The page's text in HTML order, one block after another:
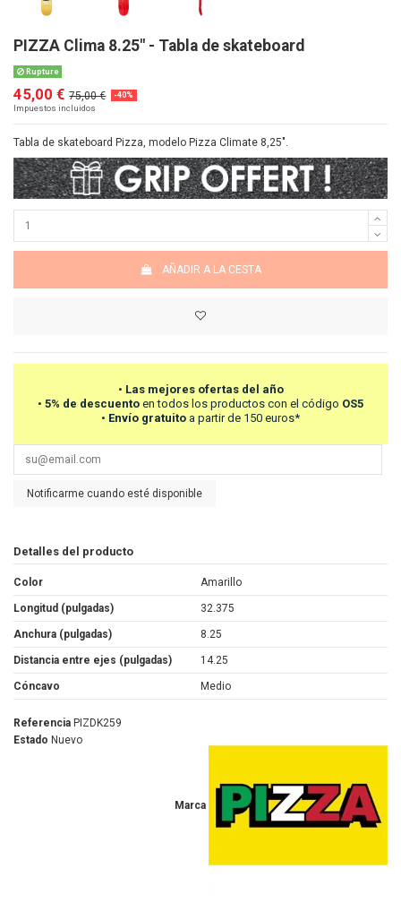
PIZZA Clima 8.25" - Tabla de skateboard
Rupture
45,00 € 75,00 € -40%
Impuestos incluidos
Tabla de skateboard Pizza, modelo Pizza Climate 8,25".
AÑADIR A LA CESTA
• Las mejores ofertas del año
• 5% de descuento en todos los productos con el código OS5
• Envío gratuito a partir de 150 euros*
Notificarme cuando esté disponible
Detalles del producto
Color Amarillo
Longitud (pulgadas) 32.375
Anchura (pulgadas) 8.25
Distancia entre ejes (pulgadas) 14.25
Cóncavo Medio
Marca
Referencia PIZDK259
Estado Nuevo